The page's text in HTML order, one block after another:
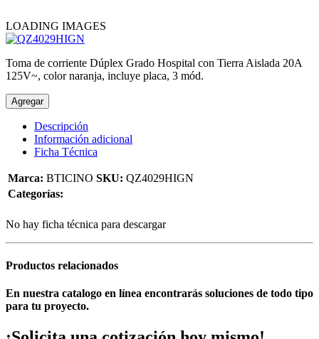
LOADING IMAGES
Toma de corriente Dúplex Grado Hospital con Tierra Aislada 20A
125V~, color naranja, incluye placa, 3 mód.
Agregar
Descripción
Información adicional
Ficha Técnica
Marca: BTICINO SKU: QZ4029HIGN
Categorías:
No hay ficha técnica para descargar
Productos relacionados
En nuestra catalogo en línea encontrarás soluciones de todo tipo
para tu proyecto.